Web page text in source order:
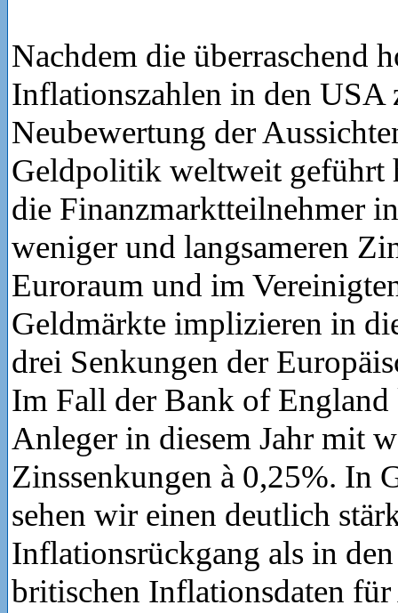
Nachdem die überraschend
Inflationszahlen in den USA
Neubewertung der
Geldpolitik weltweit geführt
die Finanzmarktteilnehmer
weniger und langsameren
Euroraum und im
Geldmärkte implizieren in
drei Senkungen der
Im Fall der Bank of
Anleger in diesem Jahr mit
Zinssenkungen à 0,25%. In
sehen wir einen deutlich
Inflationsrückgang als in
britischen Inflationsdaten